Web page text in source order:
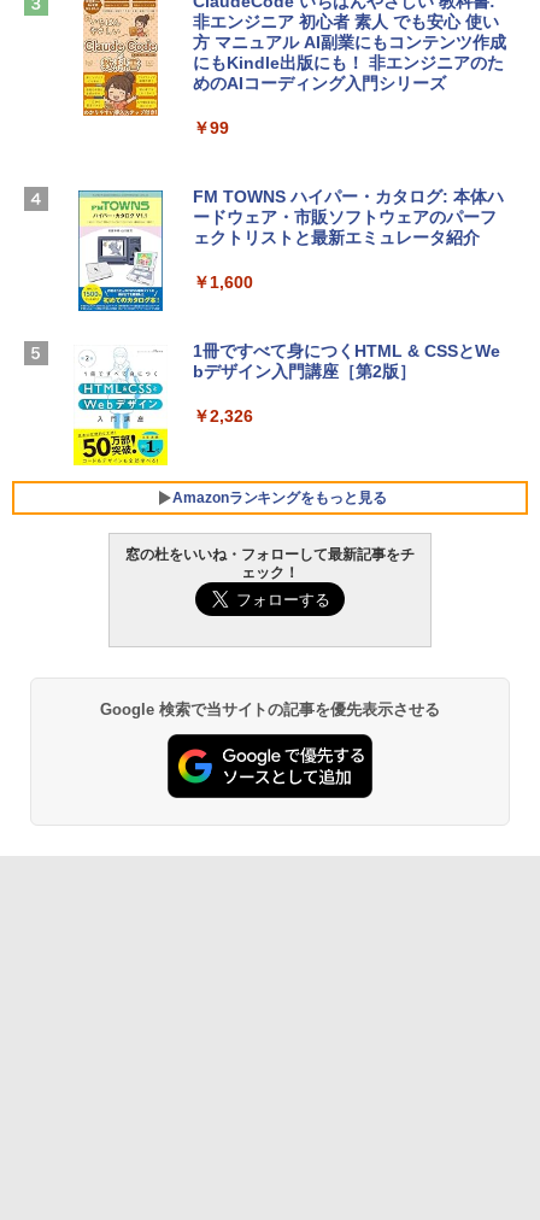
￥2,952
Apple 2026 MacBook Air M5チップ搭載
igence、13.6インチLiquid Retinaディ
ラ、Touch ID - スカイブルー + 3年延長
AppleCare+ for 13インチMacBook Air
(M5)|ダウンロード版
￥331,701
【Amazon.co.jp限定】 HP ノートパソコ
ン 15-fd 15.6インチ 16GBメモリ 512GB
SSD インテル Core 5
￥129,800
FMV ノートパソコン WE1-K3 (MS 365 P
ersonal/Copilotキー搭載/Win 11/15.6型/
Core i5/16GB/SSD 512GB/ホワイト) FM
VWK3E15W_AZ
￥119,800
Microsoft Office Home & Business 202
4(最新 永続版)|オンラインコード版|Wind
ows11、10/mac対応|PC2台
定バーチャルアイテムを含む】 【オンラ
インゲームコード】 ロブロックス | オン
ラインコード版
￥3,200
Robloxギフトカード - 1000 Robux 【限
定バーチャルアイテムを含む】 【オンラ
ラインコード版
非エンジニア 初心者 素人 でも安心 使い
方 マニュアル AI副業にもコンテンツ作成
にもKindle出版にも！ 非エンジニアのた
めのAIコーディング入門シリーズ
￥99
FM TOWNS ハイパー・カタログ: 本体ハ
ードウェア・市販ソフトウェアのパーフ
ェクトリストと最新エミュレータ紹介
￥1,600
1冊ですべて身につくHTML & CSSとWe
bデザイン入門講座［第2版］
￥2,326
Amazonランキングをもっと見る
Amazon Kindle Paperwhite (16GB) 7イ
ンチディスプレイ、色調調節ライト、12
￥27,980
Amazon Kindle - 目に優しい、かさばら
ない、大きな画面で読みやすい、6週間持
窓の杜をいいね・フォローして最新記事をチ
ェック！
Google 検索で当サイトの記事を優先表示させる